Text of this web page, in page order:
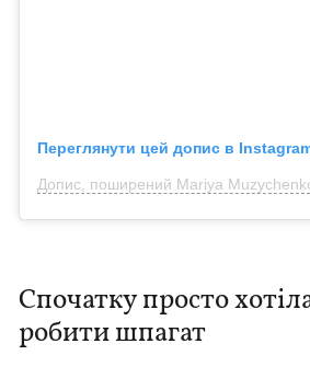
Переглянути цей допис в
Спочатку просто
робити шпагат